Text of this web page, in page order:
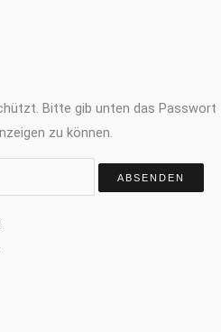
Bitte gib unten das Passwort
zu können.